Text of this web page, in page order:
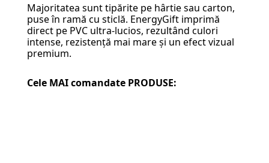
Majoritatea sunt tipărite pe hârtie sau carton,
puse în ramă cu sticlă. EnergyGift imprimă
direct pe PVC ultra-lucios, rezultând culori
intense, rezistență mai mare și un efect vizual
premium.
Cele MAI comandate PRODUSE: